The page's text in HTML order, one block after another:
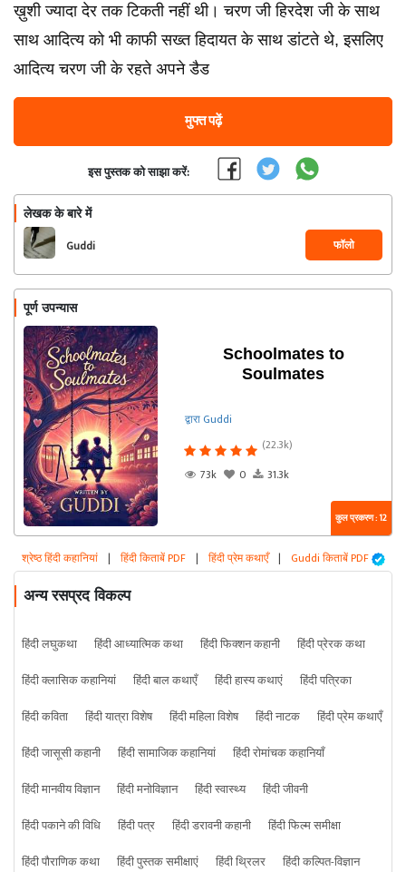
ख़ुशी ज्यादा देर तक टिकती नहीं थी। चरण जी हिरदेश जी के साथ
साथ आदित्य को भी काफी सख्त हिदायत के साथ डांटते थे, इसलिए
आदित्य चरण जी के रहते अपने डैड
मुफ्त पढ़ें
इस पुस्तक को साझा करें:
लेखक के बारे में
Guddi फॉलो
पूर्ण उपन्यास
Schoolmates to
Soulmates
द्वारा Guddi
(22.3k)
73k
0 31.3k
कुल प्रकरण : 12
श्रेष्ठ हिंदी कहानियां | हिंदी किताबें PDF | हिंदी प्रेम कथाएँ | Guddi किताबें PDF
अन्य रसप्रद विकल्प
हिंदी लघुकथा हिंदी आध्यात्मिक कथा हिंदी फिक्शन कहानी
हिंदी प्रेरक कथा
हिंदी क्लासिक कहानियां
हिंदी बाल कथाएँ हिंदी हास्य कथाएं
हिंदी पत्रिका
हिंदी कविता
हिंदी यात्रा विशेष हिंदी महिला विशेष हिंदी नाटक
हिंदी प्रेम कथाएँ
हिंदी जासूसी कहानी
हिंदी सामाजिक कहानियां
हिंदी रोमांचक कहानियाँ
हिंदी मानवीय विज्ञान
हिंदी मनोविज्ञान हिंदी स्वास्थ्य
हिंदी जीवनी
हिंदी पकाने की विधि
हिंदी पत्र हिंदी डरावनी कहानी
हिंदी फिल्म समीक्षा
हिंदी पौराणिक कथा
हिंदी पुस्तक समीक्षाएं हिंदी थ्रिलर हिंदी कल्पित-विज्ञान